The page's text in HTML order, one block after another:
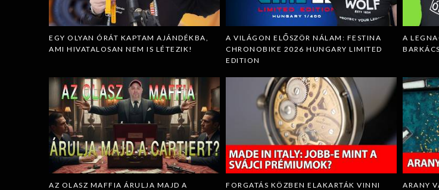
EGY OLYAN ÓRÁT KAPTAM AJÁNDÉKBA,
AMI HIVATALOSAN NEM IS LÉTEZIK!
A VILÁGON ELŐSZÖR NÁLAM: FESTINA
CHRONOBIKE 2026 HUNGARY LIMITED
EDITION
A
AZ OLASZ MAFFIA ÁRULJA MAJD A
FORGATÁS KÖZBEN ELAKARTÁK VINNI
ARANY